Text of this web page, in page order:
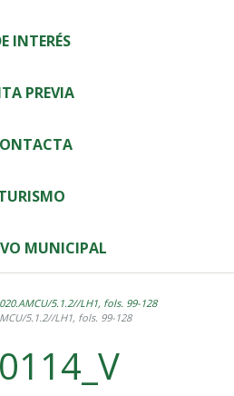
INTERÉS
PREVIA
MUNICIPAL
5.1.2//LH1, fols. 99-128
5.1.2//LH1, fols. 99-128